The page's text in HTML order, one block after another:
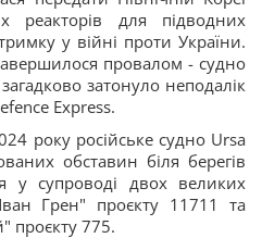
реакторів для підводних
у війні проти України.
провалом - судно
затонуло неподалік
Express.
року російське судно Ursa
обставин біля берегів
у супроводі двох великих
Грен" проєкту 11711 та
проєкту 775.